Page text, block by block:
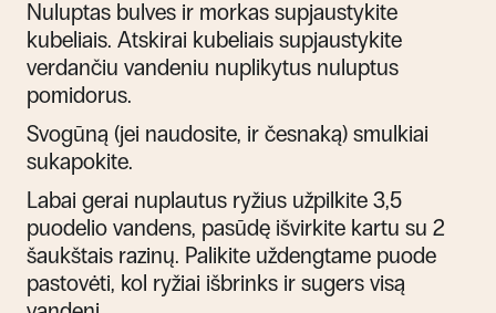
Nuluptas bulves ir morkas supjaustykite
kubeliais. Atskirai kubeliais supjaustykite
verdančiu vandeniu nuplikytus nuluptus
pomidorus.
Svogūną (jei naudosite, ir česnaką) smulkiai
sukapokite.
Labai gerai nuplautus ryžius užpilkite 3,5
puodelio vandens, pasūdę išvirkite kartu su 2
šaukštais razinų. Palikite uždengtame puode
pastovėti, kol ryžiai išbrinks ir sugers visą